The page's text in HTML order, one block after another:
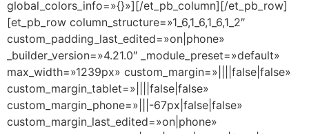
global_colors_info=»{}»][/et_pb_column][/et_pb_row]
[et_pb_row column_structure=»1_6,1_6,1_6,1_2″
custom_padding_last_edited=»on|phone»
_builder_version=»4.21.0″ _module_preset=»default»
max_width=»1239px» custom_margin=»||||false|false»
custom_margin_tablet=»||||false|false»
custom_margin_phone=»|||-67px|false|false»
custom_margin_last_edited=»on|phone»